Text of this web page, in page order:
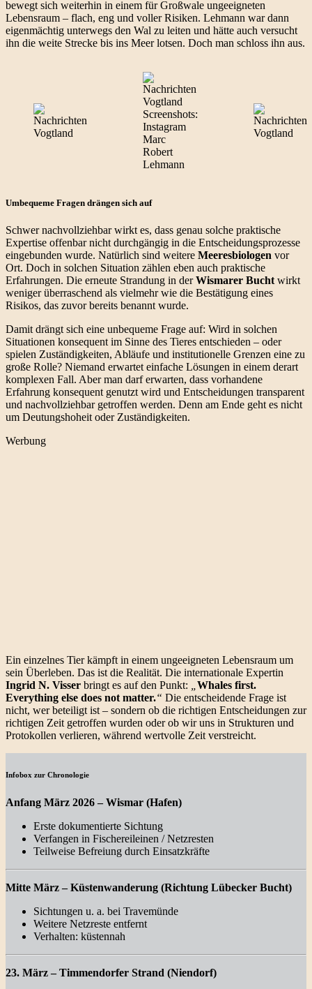
bewegt sich weiterhin in einem für Großwale ungeeigneten
Lebensraum – flach, eng und voller Risiken. Lehmann war dann
eigenmächtig unterwegs den Wal zu leiten und hätte auch versucht
ihn die weite Strecke bis ins Meer lotsen. Doch man schloss ihn aus.
Screenshots:
Instagram
Marc
Robert
Lehmann
Umbequeme Fragen drängen sich auf
Schwer nachvollziehbar wirkt es, dass genau solche praktische
Expertise offenbar nicht durchgängig in die Entscheidungsprozesse
eingebunden wurde. Natürlich sind weitere Meeresbiologen vor
Ort. Doch in solchen Situation zählen eben auch praktische
Erfahrungen. Die erneute Strandung in derWismarer Bucht wirkt
weniger überraschend als vielmehr wie die Bestätigung eines
Risikos, das zuvor bereits benannt wurde.
Damit drängt sich eine unbequeme Frage auf: Wird in solchen
Situationen konsequent im Sinne des Tieres entschieden – oder
spielen Zuständigkeiten, Abläufe und institutionelle Grenzen eine zu
große Rolle? Niemand erwartet einfache Lösungen in einem derart
komplexen Fall. Aber man darf erwarten, dass vorhandene
Erfahrung konsequent genutzt wird und Entscheidungen transparent
und nachvollziehbar getroffen werden. Denn am Ende geht es nicht
um Deutungshoheit oder Zuständigkeiten.
Werbung
Ein einzelnes Tier kämpft in einem ungeeigneten Lebensraum um
sein Überleben. Das ist die Realität. Die internationale Expertin
Ingrid N. Visser bringt es auf den Punkt:
Whales first.
Everything else does not matter.“ Die entscheidende Frage ist
nicht, wer beteiligt ist – sondern ob die richtigen Entscheidungen zur
richtigen Zeit getroffen wurden oder ob wir uns in Strukturen und
Protokollen verlieren, während wertvolle Zeit verstreicht.
Infobox zur Chronologie
Anfang März 2026 – Wismar (Hafen)
Erste dokumentierte Sichtung
Verfangen in Fischereileinen / Netzresten
Teilweise Befreiung durch Einsatzkräfte
Mitte März – Küstenwanderung (Richtung Lübecker Bucht)
Sichtungen u. a. bei Travemünde
Weitere Netzreste entfernt
Verhalten: küstennah
23. März – Timmendorfer Strand (Niendorf)